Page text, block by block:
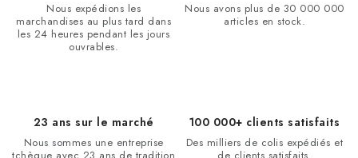
Nous expédions les
marchandises au plus tard dans
les 24 heures pendant les jours
ouvrables.
Nous avons plus de 30 000 000
articles en stock.
23 ans sur le marché
Nous sommes une entreprise
100 000+ clients satisfaits
Des milliers de colis expédiés et